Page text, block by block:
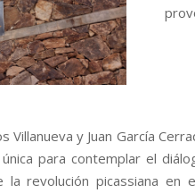
Villanueva y Juan García
para contemplar el
la revolución picassiana